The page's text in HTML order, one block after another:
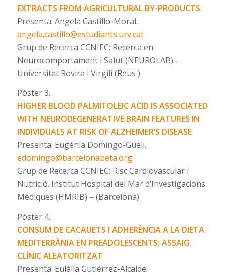
EXTRACTS FROM AGRICULTURAL BY-PRODUCTS.
Presenta: Angela Castillo-Moral.
angela.castillo@estudiants.urv.cat
Grup de Recerca CCNIEC: Recerca en
Neurocomportament i Salut (NEUROLAB) –
Universitat Rovira i Virgili (Reus )
Pòster 3.
HIGHER BLOOD PALMITOLEIC ACID IS ASSOCIATED
WITH NEURODEGENERATIVE BRAIN FEATURES IN
INDIVIDUALS AT RISK OF ALZHEIMER’S DISEASE
Presenta: Eugènia Domingo-Güell.
edomingo@barcelonabeta.org
Grup de Recerca CCNIEC: Risc Cardiovascular i
Nutrició. Institut Hospital del Mar d’Investigacions
Mèdiques (HMRIB) – (Barcelona)
Pòster 4.
CONSUM DE CACAUETS I ADHERÈNCIA A LA DIETA
MEDITERRÀNIA EN PREADOLESCENTS: ASSAIG
CLÍNIC ALEATORITZAT
Presenta: Eulàlia Gutiérrez-Alcalde.